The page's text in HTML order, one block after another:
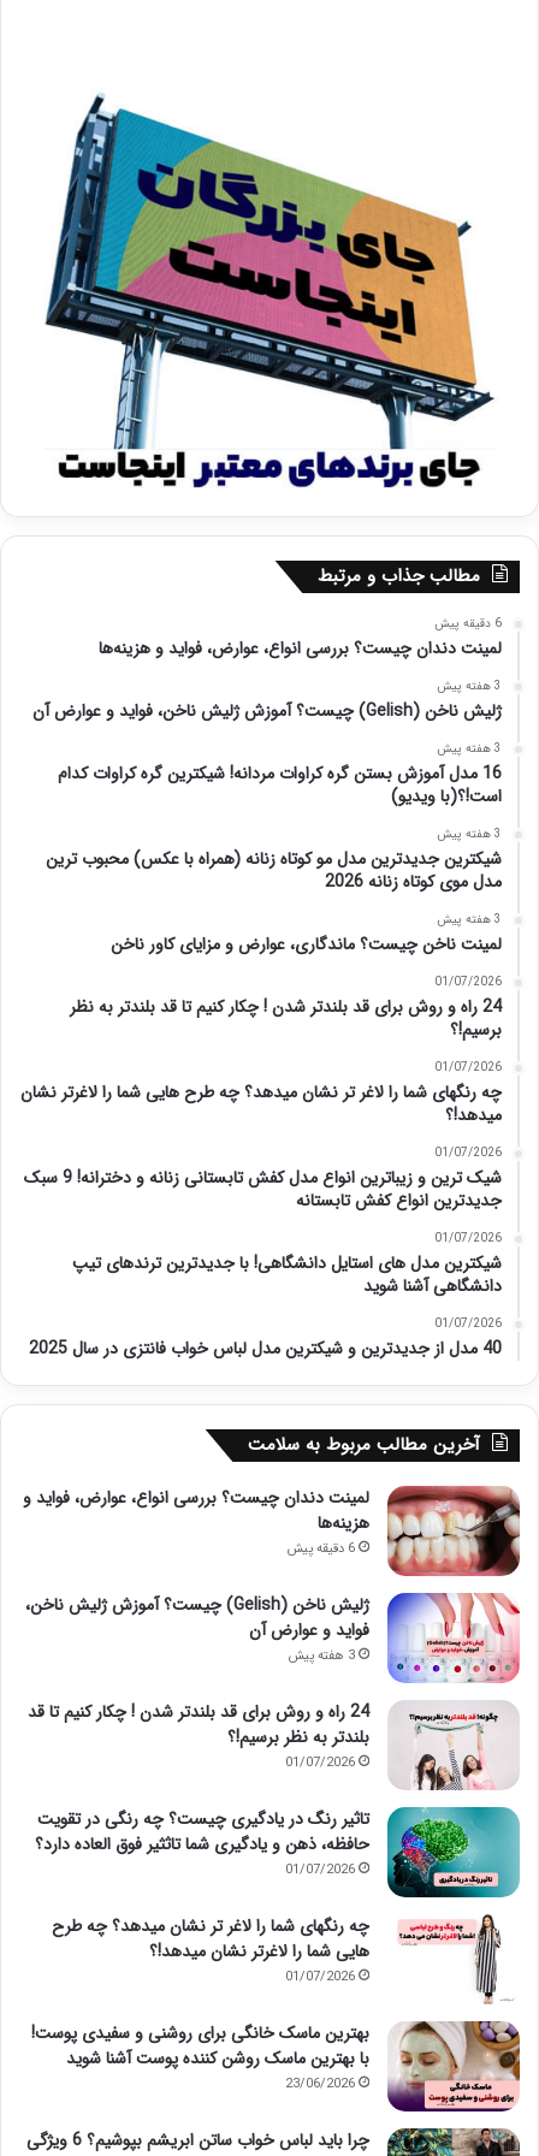
مطالب جذاب و مرتبط
6 دقیقه پیش
لمینت دندان چیست؟ بررسی انواع، عوارض، فواید و هزینه‌ها
3 هفته پیش
ژلیش ناخن (Gelish) چیست؟ آموزش ژلیش ناخن، فواید و عوارض آن
3 هفته پیش
16 مدل آموزش بستن گره کراوات مردانه! شیکترین گره کراوات کدام
است!؟(با ویدیو)
3 هفته پیش
شیکترین جدیدترین مدل مو کوتاه زنانه (همراه با عکس) محبوب ترین
مدل موی کوتاه زنانه 2026
3 هفته پیش
لمینت ناخن چیست؟ ماندگاری، عوارض و مزایای کاور ناخن
01/07/2026
24 راه و روش برای قد بلندتر شدن ! چکار کنیم تا قد بلندتر به نظر
برسیم!؟
01/07/2026
چه رنگهای شما را لاغر تر نشان میدهد؟ چه طرح هایی شما را لاغرتر نشان
میدهد!؟
01/07/2026
شیک ترین و زیباترین انواع مدل کفش تابستانی زنانه و دخترانه! 9 سبک
جدیدترین انواع کفش تابستانه
01/07/2026
شیکترین مدل های استایل دانشگاهی! با جدیدترین ترندهای تیپ
دانشگاهی آشنا شوید
01/07/2026
40 مدل از جدیدترین و شیکترین مدل لباس خواب فانتزی در سال 2025
آخرین مطالب مربوط به سلامت
لمینت دندان چیست؟ بررسی انواع، عوارض، فواید و
هزینه‌ها
6 دقیقه پیش
ژلیش ناخن (Gelish) چیست؟ آموزش ژلیش ناخن،
فواید و عوارض آن
3 هفته پیش
24 راه و روش برای قد بلندتر شدن ! چکار کنیم تا قد
بلندتر به نظر برسیم!؟
01/07/2026
تاثیر رنگ در یادگیری چیست؟ چه رنگی در تقویت
حافظه، ذهن و یادگیری شما تاثثیر فوق العاده دارد؟
01/07/2026
چه رنگهای شما را لاغر تر نشان میدهد؟ چه طرح
هایی شما را لاغرتر نشان میدهد!؟
01/07/2026
بهترین ماسک خانگی برای روشنی و سفیدی پوست!
با بهترین ماسک روشن کننده پوست آشنا شوید
23/06/2026
چرا باید لباس خواب ساتن ابریشم بپوشیم؟ 6 ویژگی